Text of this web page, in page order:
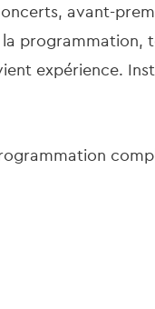
avant-
programmation,
expérience.